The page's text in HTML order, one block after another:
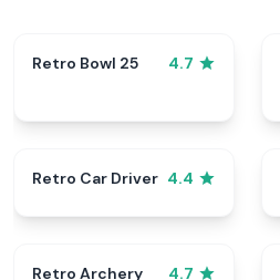
Retro Bowl 25 4.7
Retro Car Driver 4.4
Retro Archery 4.7